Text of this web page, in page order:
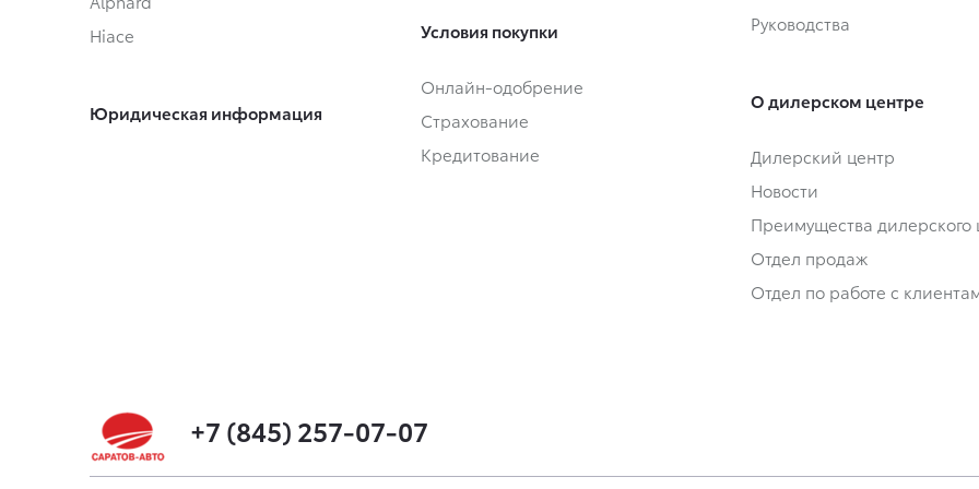
Hiace
Юридическая информация
Условия покупки
Онлайн-одобрение
Страхование
Кредитование
Руководства
О дилерском центре
Дилерский центр
Новости
Преимущества дилерского
Отдел продаж
Отдел по работе с
+7 (845) 257-07-07